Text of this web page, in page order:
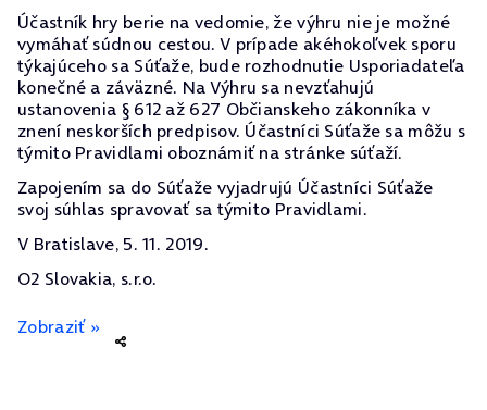
Účastník hry berie na vedomie, že výhru nie je možné
vymáhať súdnou cestou. V prípade akéhokoľvek sporu
týkajúceho sa Súťaže, bude rozhodnutie Usporiadateľa
konečné a záväzné. Na Výhru sa nevzťahujú
ustanovenia § 612 až 627 Občianskeho zákonníka v
znení neskorších predpisov. Účastníci Súťaže sa môžu s
týmito Pravidlami oboznámiť na stránke súťaží.
Zapojením sa do Súťaže vyjadrujú Účastníci Súťaže
svoj súhlas spravovať sa týmito Pravidlami.
V Bratislave, 5. 11. 2019.
O2 Slovakia, s.r.o.
Zobraziť »